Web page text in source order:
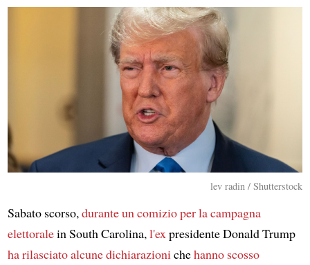
lev radin / Shutterstock
Sabato scorso, durante un comizio per la campagna
elettoralein South Carolina, l'ex presidente Donald Trump
ha rilasciato alcune dichiarazioni chehanno scosso